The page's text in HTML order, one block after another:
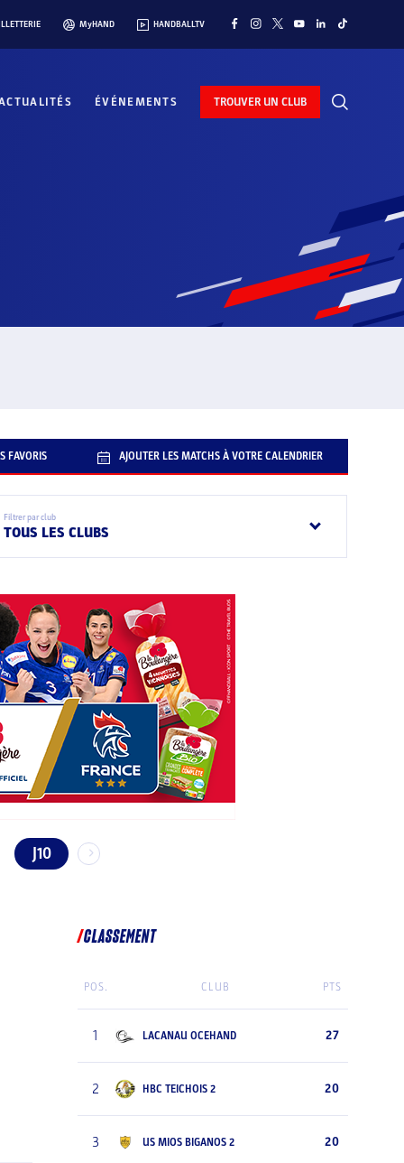
MyHAND HANDBALLTV
ÉVÉNEMENTS TROUVER UN CLUB
FAVORIS AJOUTER LES MATCHS À VOTRE CALENDRIER
Filtrer par club
TOUS LES CLUBS
J10
CLASSEMENT
POS. CLUB PTS
1 LACANAU OCEHAND 27
2 HBC TEICHOIS 2 20
3 US MIOS BIGANOS 2 20